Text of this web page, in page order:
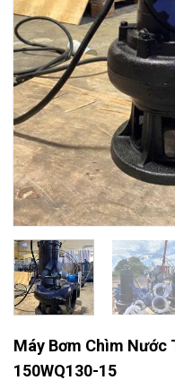
Máy Bơm Chìm Nước
150WQ130-15